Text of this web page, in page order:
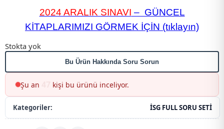
2024 ARALIK SINAVI – GÜNCEL
KİTAPLARIMIZI GÖRMEK İÇİN (tıklayın)
Stokta yok
Bu Ürün Hakkında Soru Sorun
Şu an kişi bu ürünü inceliyor.
Kategoriler: İSG FULL SORU SETİ